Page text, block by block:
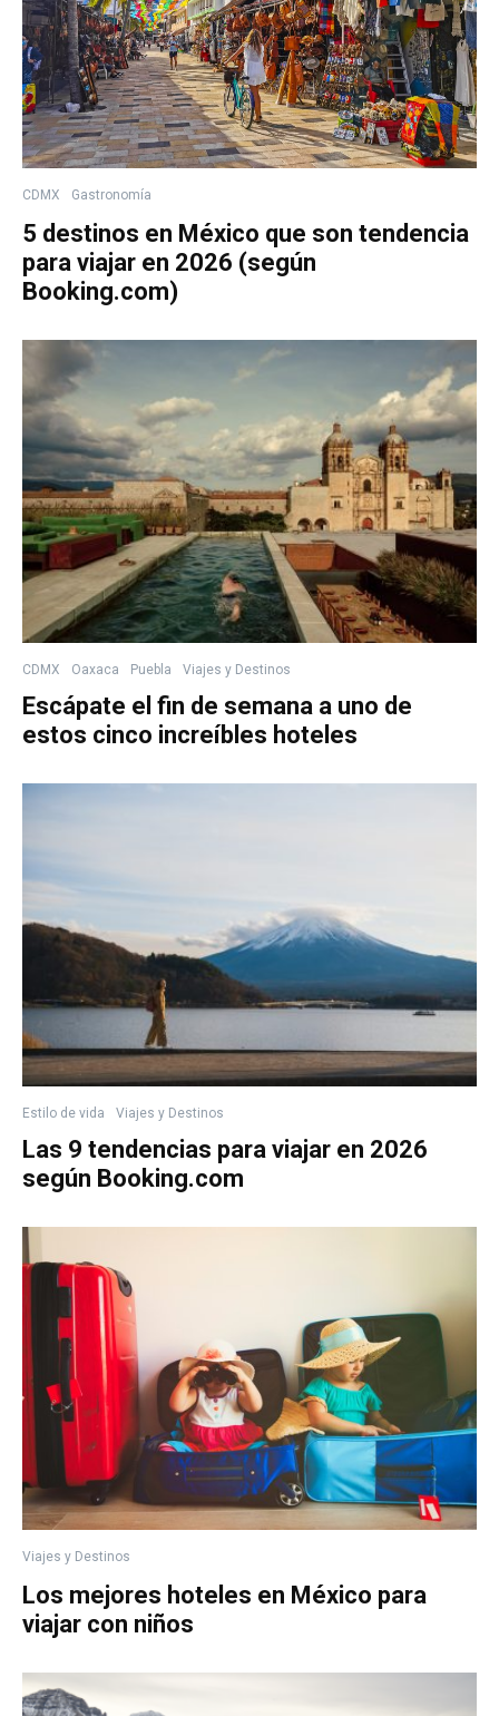
CDMX Gastronomía
5 destinos en México que son tendencia
para viajar en 2026 (según
Booking.com)
CDMX Oaxaca Puebla Viajes y Destinos
Escápate el fin de semana a uno de
estos cinco increíbles hoteles
Estilo de vida Viajes y Destinos
Las 9 tendencias para viajar en 2026
según Booking.com
Viajes y Destinos
Los mejores hoteles en México para
viajar con niños